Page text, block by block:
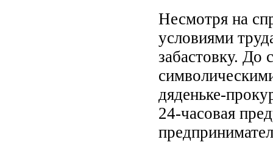
Несмотря на
условиями
забастовку. До
дяденьке-
24-часовая